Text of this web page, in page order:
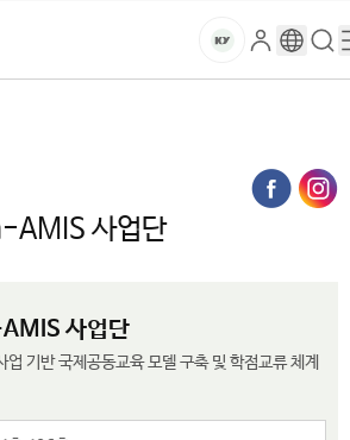
마
로
그
구
글
검
색
AMIS 사업단
사업단
업 기반 국제공동교육 모델 구축 및 학점교류 체계